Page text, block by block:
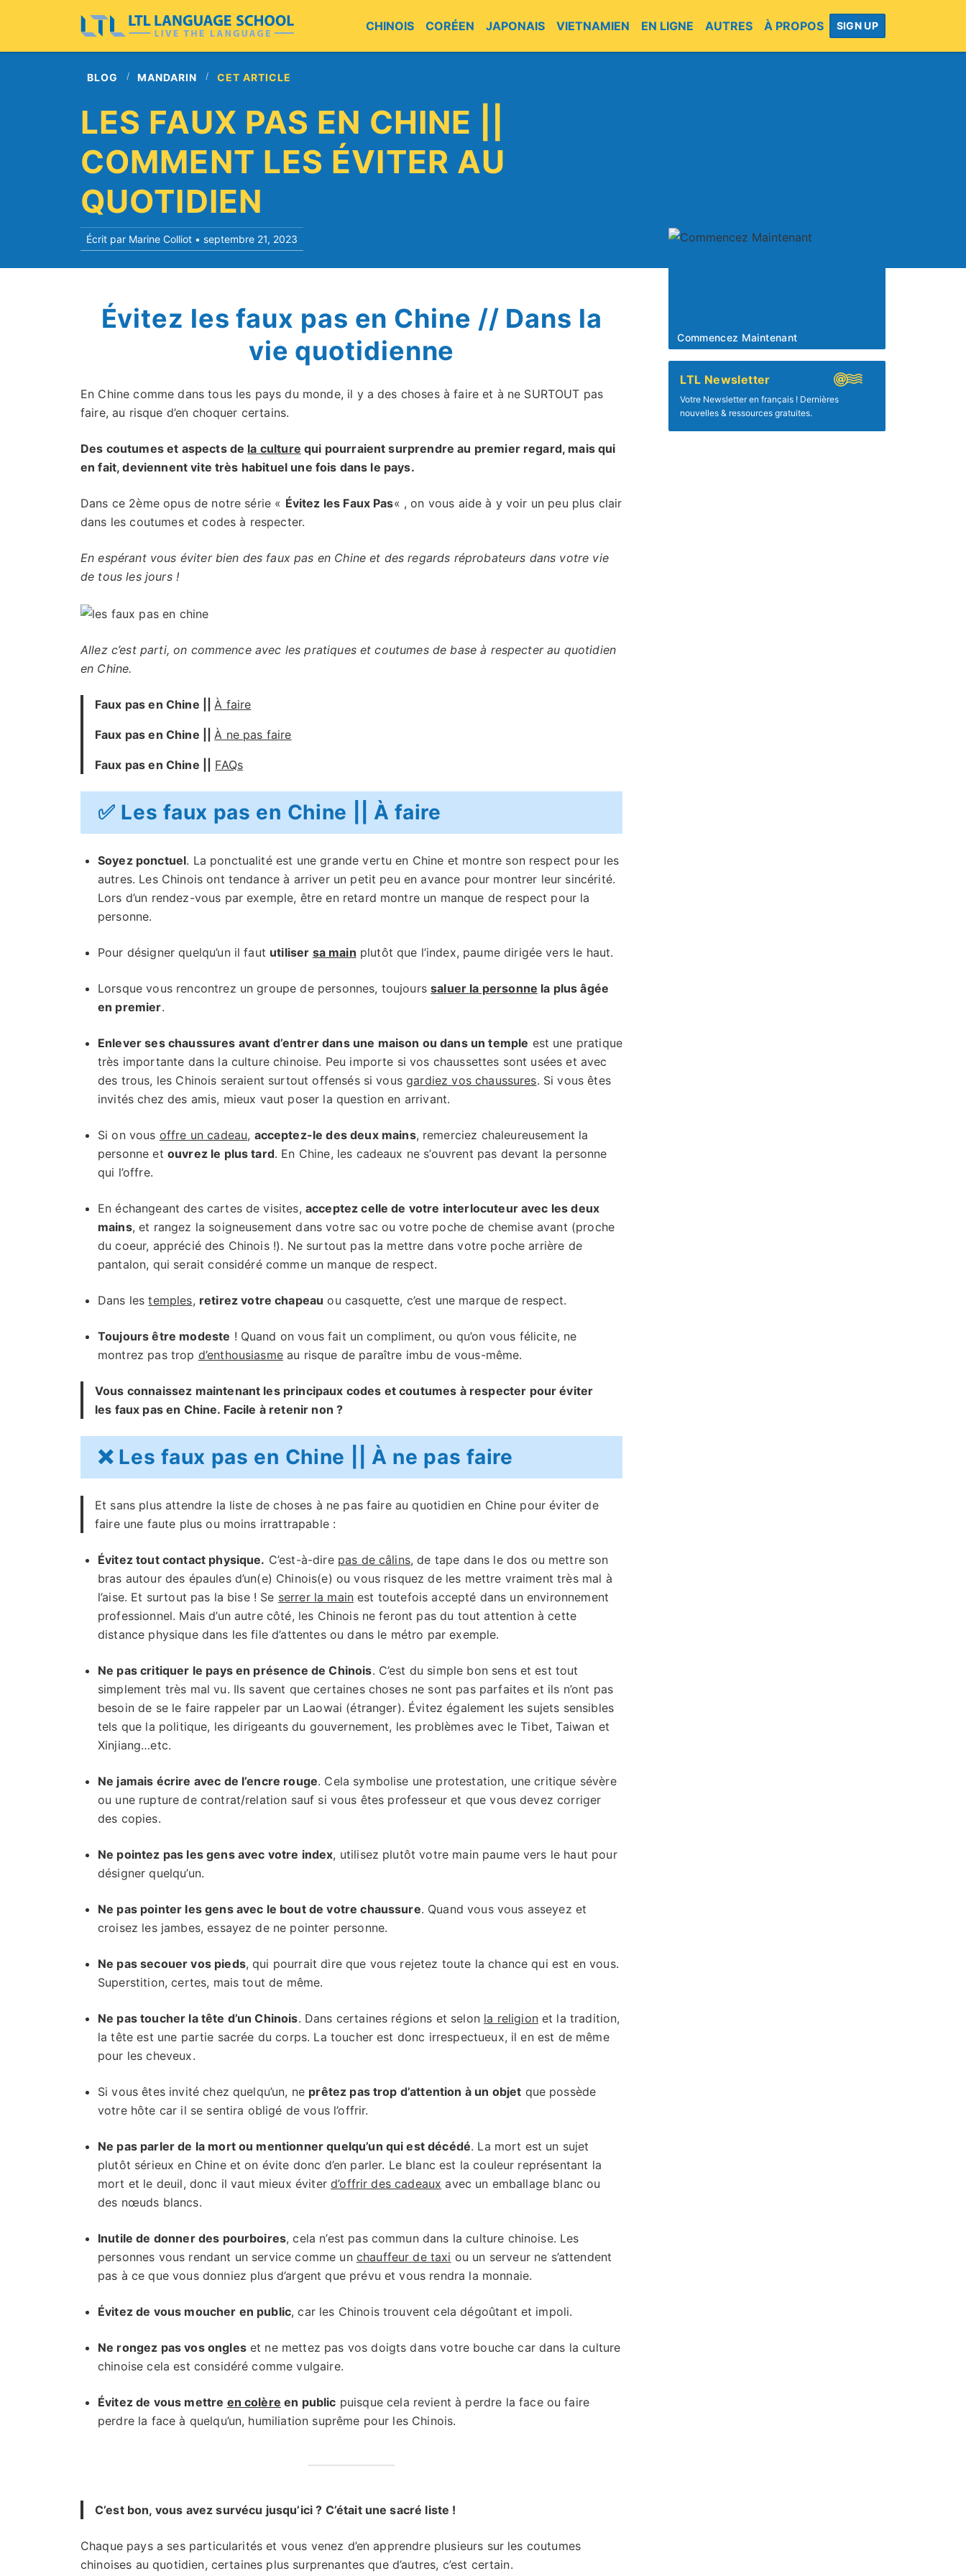
CHINOIS CORÉEN JAPONAIS VIETNAMIEN EN LIGNE AUTRES À PROPOS SIGN UP
BLOG MANDARIN CET ARTICLE
LES FAUX PAS EN CHINE ||
COMMENT LES ÉVITER AU
QUOTIDIEN
Écrit par Marine Colliot • septembre 21, 2023
Commencez Maintenant
LTL Newsletter
Votre Newsletter en français ! Dernières
nouvelles & ressources gratuites.
Évitez les faux pas en Chine // Dans la
vie quotidienne
En Chine comme dans tous les pays du monde, il y a des choses à faire et à ne SURTOUT pas
faire, au risque d’en choquer certains.
Des coutumes et aspects de la culture qui pourraient surprendre au premier regard, mais qui
en fait, deviennent vite très habituel une fois dans le pays.
Dans ce 2ème opus de notre série « Évitez les Faux Pas« , on vous aide à y voir un peu plus clair
dans les coutumes et codes à respecter.
En espérant vous éviter bien des faux pas en Chine et des regards réprobateurs dans votre vie
de tous les jours !
Allez c’est parti, on commence avec les pratiques et coutumes de base à respecter au quotidien
en Chine.
Faux pas en Chine || À faire
Faux pas en Chine || À ne pas faire
Faux pas en Chine || FAQs
✅ Les faux pas en Chine || À faire
Soyez ponctuel. La ponctualité est une grande vertu en Chine et montre son respect pour les
autres. Les Chinois ont tendance à arriver un petit peu en avance pour montrer leur sincérité.
Lors d’un rendez-vous par exemple, être en retard montre un manque de respect pour la
personne.
Pour désigner quelqu’un il faut utiliser sa main plutôt que l’index, paume dirigée vers le haut.
Lorsque vous rencontrez un groupe de personnes, toujourssaluer la personne la plus âgée
en premier.
Enlever ses chaussures avant d’entrer dans une maison ou dans un temple est une pratique
très importante dans la culture chinoise. Peu importe si vos chaussettes sont usées et avec
des trous, les Chinois seraient surtout offensés si vousgardiez vos chaussures. Si vous êtes
invités chez des amis, mieux vaut poser la question en arrivant.
Si on vous offre un cadeau, acceptez-le des deux mains, remerciez chaleureusement la
personne et ouvrez le plus tard. En Chine, les cadeaux ne s’ouvrent pas devant la personne
qui l’offre.
En échangeant des cartes de visites, acceptez celle de votre interlocuteur avec les deux
mains, et rangez la soigneusement dans votre sac ou votre poche de chemise avant (proche
du coeur, apprécié des Chinois !). Ne surtout pas la mettre dans votre poche arrière de
pantalon, qui serait considéré comme un manque de respect.
Dans lestemples, retirez votre chapeau ou casquette, c’est une marque de respect.
Toujours être modeste ! Quand on vous fait un compliment, ou qu’on vous félicite, ne
montrez pas trop d’enthousiasmeau risque de paraître imbu de vous-même.
Vous connaissez maintenant les principaux codes et coutumes à respecter pour éviter
les faux pas en Chine. Facile à retenir non ?
❌ Les faux pas en Chine || À ne pas faire
Et sans plus attendre la liste de choses à ne pas faire au quotidien en Chine pour éviter de
faire une faute plus ou moins irrattrapable :
Évitez tout contact physique. C’est-à-dire pas de câlins, de tape dans le dos ou mettre son
bras autour des épaules d’un(e) Chinois(e) ou vous risquez de les mettre vraiment très mal à
l’aise. Et surtout pas la bise ! Se serrer la main est toutefois accepté dans un environnement
professionnel. Mais d’un autre côté, les Chinois ne feront pas du tout attention à cette
distance physique dans les file d’attentes ou dans le métro par exemple.
Ne pas critiquer le pays en présence de Chinois. C’est du simple bon sens et est tout
simplement très mal vu. Ils savent que certaines choses ne sont pas parfaites et ils n’ont pas
besoin de se le faire rappeler par un Laowai (étranger). Évitez également les sujets sensibles
tels que la politique, les dirigeants du gouvernement, les problèmes avec le Tibet, Taiwan et
Xinjiang…etc.
Ne jamais écrire avec de l’encre rouge. Cela symbolise une protestation, une critique sévère
ou une rupture de contrat/relation sauf si vous êtes professeur et que vous devez corriger
des copies.
Ne pointez pas les gens avec votre index, utilisez plutôt votre main paume vers le haut pour
désigner quelqu’un.
Ne pas pointer les gens avec le bout de votre chaussure. Quand vous vous asseyez et
croisez les jambes, essayez de ne pointer personne.
Ne pas secouer vos pieds, qui pourrait dire que vous rejetez toute la chance qui est en vous.
Superstition, certes, mais tout de même.
Ne pas toucher la tête d’un Chinois. Dans certaines régions et selon la religionet la tradition,
la tête est une partie sacrée du corps. La toucher est donc irrespectueux, il en est de même
pour les cheveux.
Si vous êtes invité chez quelqu’un, ne prêtez pas trop d’attention à un objet que possède
votre hôte car il se sentira obligé de vous l’offrir.
Ne pas parler de la mort ou mentionner quelqu’un qui est décédé. La mort est un sujet
plutôt sérieux en Chine et on évite donc d’en parler. Le blanc est la couleur représentant la
mort et le deuil, donc il vaut mieux éviterd’offrir des cadeaux avec un emballage blanc ou
des nœuds blancs.
Inutile de donner des pourboires, cela n’est pas commun dans la culture chinoise. Les
personnes vous rendant un service comme un chauffeur de taxi ou un serveur ne s’attendent
pas à ce que vous donniez plus d’argent que prévu et vous rendra la monnaie.
Évitez de vous moucher en public, car les Chinois trouvent cela dégoûtant et impoli.
Ne rongez pas vos ongleset ne mettez pas vos doigts dans votre bouche car dans la culture
chinoise cela est considéré comme vulgaire.
Évitez de vous mettre en colère en public puisque cela revient à perdre la face ou faire
perdre la face à quelqu’un, humiliation suprême pour les Chinois.
C’est bon, vous avez survécu jusqu’ici ? C’était une sacré liste !
Chaque pays a ses particularités et vous venez d’en apprendre plusieurs sur les coutumes
chinoises au quotidien, certaines plus surprenantes que d’autres, c’est certain.